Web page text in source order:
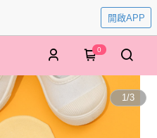
開啟APP
0
1/3